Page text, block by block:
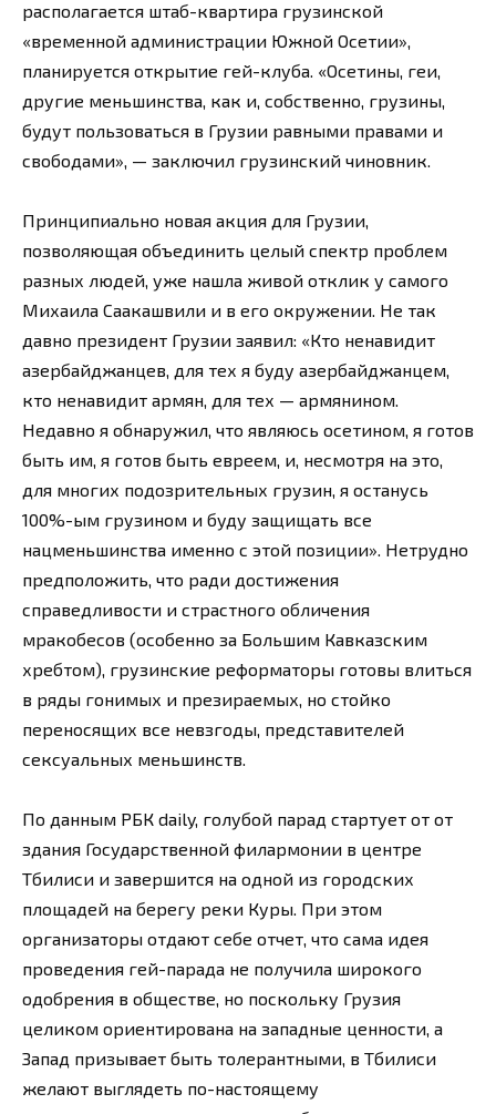
располагается штаб-квартира грузинской
«временной администрации Южной Осетии»,
планируется открытие гей-клуба. «Осетины, геи,
другие меньшинства, как и, собственно, грузины,
будут пользоваться в Грузии равными правами и
свободами», — заключил грузинский чиновник.
Принципиально новая акция для Грузии,
позволяющая объединить целый спектр проблем
разных людей, уже нашла живой отклик у самого
Михаила Саакашвили и в его окружении. Не так
давно президент Грузии заявил: «Кто ненавидит
азербайджанцев, для тех я буду азербайджанцем,
кто ненавидит армян, для тех — армянином.
Недавно я обнаружил, что являюсь осетином, я готов
быть им, я готов быть евреем, и, несмотря на это,
для многих подозрительных грузин, я останусь
100%-ым грузином и буду защищать все
нацменьшинства именно с этой позиции». Нетрудно
предположить, что ради достижения
справедливости и страстного обличения
мракобесов (особенно за Большим Кавказским
хребтом), грузинские реформаторы готовы влиться
в ряды гонимых и презираемых, но стойко
переносящих все невзгоды, представителей
сексуальных меньшинств.
По данным РБК daily, голубой парад стартует от от
здания Государственной филармонии в центре
Тбилиси и завершится на одной из городских
площадей на берегу реки Куры. При этом
организаторы отдают себе отчет, что сама идея
проведения гей-парада не получила широкого
одобрения в обществе, но поскольку Грузия
целиком ориентирована на западные ценности, а
Запад призывает быть толерантными, в Тбилиси
желают выглядеть по-настоящему